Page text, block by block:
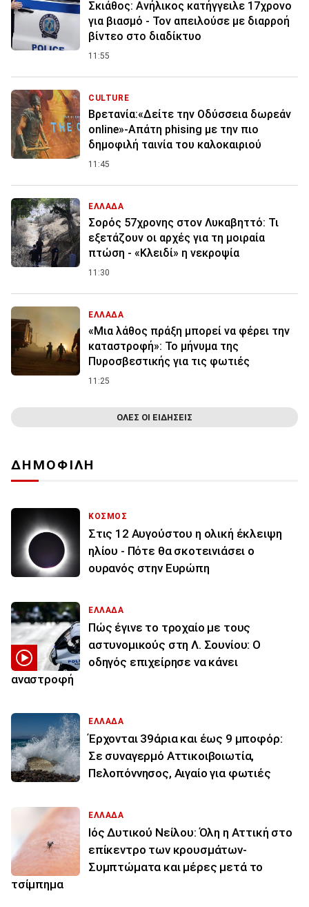
Σκιάθος: Ανήλικος κατήγγειλε 17χρονο
για βιασμό - Τον απειλούσε με διαρροή
βίντεο στο διαδίκτυο
11:55
CULTURE
Βρετανία:«Δείτε την Οδύσσεια δωρεάν
online»-Απάτη phising με την πιο
δημοφιλή ταινία του καλοκαιριού
11:45
ΕΛΛΑΔΑ
Σορός 57χρονης στον Λυκαβηττό: Τι
εξετάζουν οι αρχές για τη μοιραία
πτώση - «Κλειδί» η νεκροψία
11:30
ΕΛΛΑΔΑ
«Μια λάθος πράξη μπορεί να φέρει την
καταστροφή»: Το μήνυμα της
Πυροσβεστικής για τις φωτιές
11:25
ΟΛΕΣ ΟΙ ΕΙΔΗΣΕΙΣ
ΔΗΜΟΦΙΛΗ
ΚΟΣΜΟΣ
Στις 12 Αυγούστου η ολική έκλειψη
ηλίου - Πότε θα σκοτεινιάσει ο
ουρανός στην Ευρώπη
ΕΛΛΑΔΑ
Πώς έγινε το τροχαίο με τους
αστυνομικούς στη Λ. Σουνίου: Ο
οδηγός επιχείρησε να κάνει
αναστροφή
ΕΛΛΑΔΑ
Έρχονται 39άρια και έως 9 μποφόρ:
Σε συναγερμό Αττικοιβοιωτία,
Πελοπόννησος, Αιγαίο για φωτιές
ΕΛΛΑΔΑ
Ιός Δυτικού Νείλου: Όλη η Αττική στο
επίκεντρο των κρουσμάτων-
Συμπτώματα και μέρες μετά το
τσίμπημα